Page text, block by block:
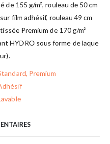
de 155 g/m², rouleau de 50 cm
film adhésif, rouleau 49 cm
Premium de 170 g/m²
HYDRO sous forme de laque
Premium